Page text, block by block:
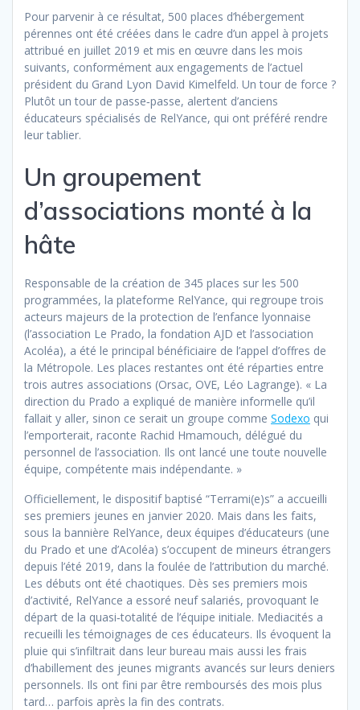
Pour parvenir à ce résultat, 500 places d’hébergement
pérennes ont été créées dans le cadre d’un appel à projets
attribué en juillet 2019 et mis en œuvre dans les mois
suivants, conformément aux engagements de l’actuel
président du Grand Lyon David Kimelfeld. Un tour de force ?
Plutôt un tour de passe‐passe, alertent d’anciens
éducateurs spécialisés de RelYance, qui ont préféré rendre
leur tablier.
Un groupement
d’associations monté à la
hâte
Responsable de la création de 345 places sur les 500
programmées, la plateforme RelYance, qui regroupe trois
acteurs majeurs de la protection de l’enfance lyonnaise
(l’association Le Prado, la fondation AJD et l’association
Acoléa), a été le principal bénéficiaire de l’appel d’offres de
la Métropole. Les places restantes ont été réparties entre
trois autres associations (Orsac, OVE, Léo Lagrange). « La
direction du Prado a expliqué de manière informelle qu’il
fallait y aller, sinon ce serait un groupe comme Sodexo qui
l’emporterait, raconte Rachid Hmamouch, délégué du
personnel de l’association. Ils ont lancé une toute nouvelle
équipe, compétente mais indépendante. »
Officiellement, le dispositif baptisé “Terrami(e)s” a accueilli
ses premiers jeunes en janvier 2020. Mais dans les faits,
sous la bannière RelYance, deux équipes d’éducateurs (une
du Prado et une d’Acoléa) s’occupent de mineurs étrangers
depuis l’été 2019, dans la foulée de l’attribution du marché.
Les débuts ont été chaotiques. Dès ses premiers mois
d’activité, RelYance a essoré neuf salariés, provoquant le
départ de la quasi‐totalité de l’équipe initiale. Mediacités a
recueilli les témoignages de ces éducateurs. Ils évoquent la
pluie qui s’infiltrait dans leur bureau mais aussi les frais
d’habillement des jeunes migrants avancés sur leurs deniers
personnels. Ils ont fini par être remboursés des mois plus
tard… parfois après la fin des contrats.